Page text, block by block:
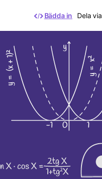
Bädda in Dela via